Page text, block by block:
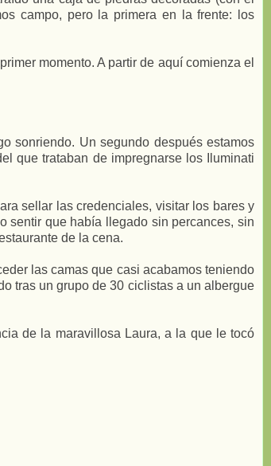
campo, pero la primera en la frente: los
momento. A partir de aquí comienza el
sonriendo. Un segundo después estamos
que trataban de impregnarse los Iluminati
sellar las credenciales, visitar los bares y
sentir que había llegado sin percances, sin
de la cena.
las camas que casi acabamos teniendo
tras un grupo de 30 ciclistas a un albergue
de la maravillosa Laura, a la que le tocó